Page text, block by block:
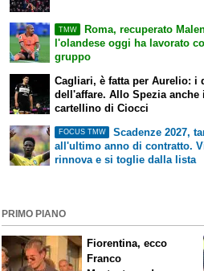
TMW
Roma, recuperato
l'olandese oggi ha lavorato
gruppo
Cagliari, è fatta per Aurelio: i
dell'affare. Allo Spezia anche il
cartellino di Ciocci
FOCUS TMW
Scadenze 2027,
all'ultimo anno di contratto.
rinnova e si toglie dalla lista
PRIMO PIANO
Fiorentina, ecco
Franco